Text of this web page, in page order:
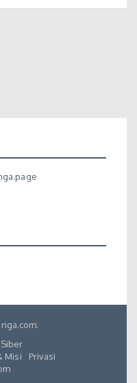
Misi
Privasi